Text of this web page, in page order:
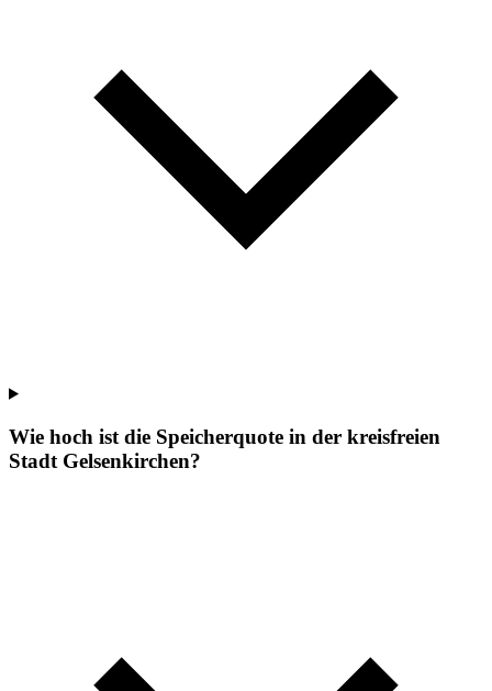
Wie hoch ist die Speicherquote in der kreisfreien
Stadt Gelsenkirchen?